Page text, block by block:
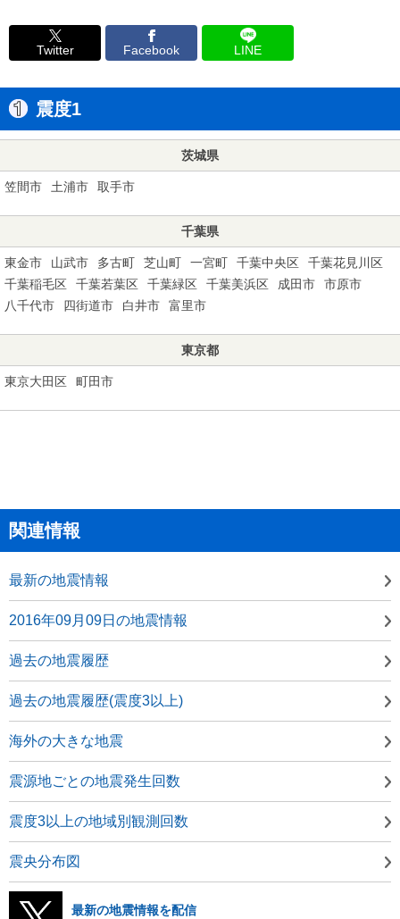
Twitter Facebook LINE
震度1
茨城県
笠間市 土浦市 取手市
千葉県
東金市 山武市 多古町 芝山町 一宮町 千葉中央区
千葉花見川区
千葉稲毛区
千葉若葉区 千葉緑区 千葉美浜区 成田市
市原市
八千代市
四街道市 白井市 富里市
東京都
東京大田区 町田市
関連情報
最新の地震情報
2016年09月09日の地震情報
過去の地震履歴
過去の地震履歴(震度3以上)
海外の大きな地震
震源地ごとの地震発生回数
震度3以上の地域別観測回数
震央分布図
最新の地震情報を配信